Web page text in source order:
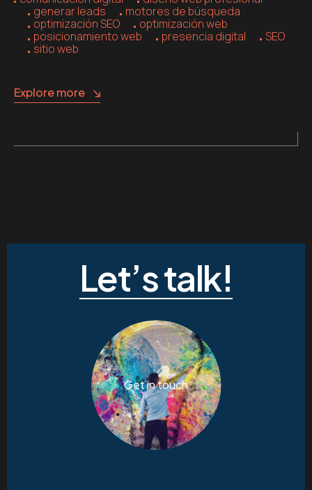
generar leads
motores de búsqueda
optimización SEO
optimización web
posicionamiento web
presencia digital
SEO
sitio web
Explore more
Let’s talk!
Get in touch